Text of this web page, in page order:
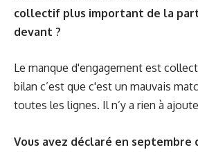
collectif plus important de la
devant ?
Le manque d'engagement est
bilan c’est que c'est un mauvais
toutes les lignes. Il n’y a rien à
Vous avez déclaré en septembre